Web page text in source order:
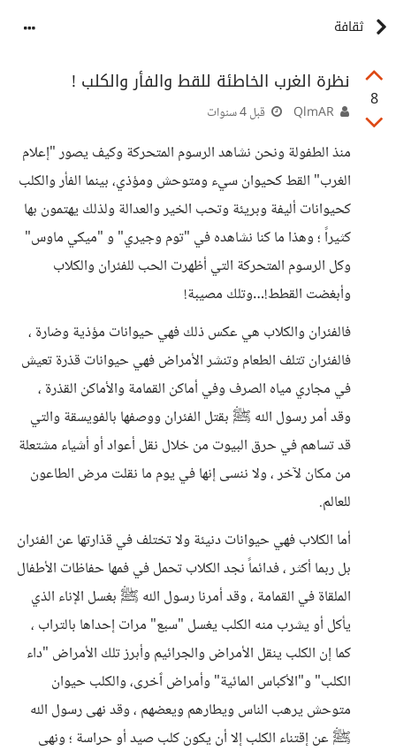
ثقافة
8
نظرة الغرب الخاطئة للقط والفأر والكلب !
قبل 4 سنوات
منذ الطفولة ونحن نشاهد الرسوم المتحركة وكيف يصور "إعلام
الغرب" القط كحيوان سيء ومتوحش ومؤذي، بينما الفأر والكلب
كحيوانات أليفة وبريئة وتحب الخير والعدالة ولذلك يهتمون بها
كثيراً ؛ وهذا ما كنا نشاهده في "توم وجيري" و "ميكي ماوس"
وكل الرسوم المتحركة التي أظهرت الحب للفئران والكلاب
وأبغضت القطط!…وتلك مصيبة!
فالفئران والكلاب هي عكس ذلك فهي حيوانات مؤذية وضارة ،
فالفئران تتلف الطعام وتنشر الأمراض فهي حيوانات قذرة تعيش
في مجاري مياه الصرف وفي أماكن القمامة والأماكن القذرة ،
وقد أمر رسول الله ﷺ بقتل الفئران ووصفها بالفويسقة والتي
قد تساهم في حرق البيوت من خلال نقل أعواد أو أشياء مشتعلة
من مكان لآخر ، ولا ننسى إنها في يوم ما نقلت مرض الطاعون
للعالم.
أما الكلاب فهي حيوانات دنيئة ولا تختلف في قذارتها عن الفئران
بل ربما أكثر ، فدائماً نجد الكلاب تحمل في فمها حفاظات الأطفال
الملقاة في القمامة ، وقد أمرنا رسول الله ﷺ بغسل الإناء الذي
يأكل أو يشرب منه الكلب يغسل "سبع" مرات إحداها بالتراب ،
كما إن الكلب ينقل الأمراض والجرائيم وأبرز تلك الأمراض "داء
الكلب" و"الأكباس المائية" وأمراض ٱخرى، والكلب حيوان
متوحش يرهب الناس ويطارهم ويعضهم ، وقد نهى رسول الله
ﷺ عن إقتناء الكلب إلا أن يكون كلب صيد أو حراسة ؛ ونهى